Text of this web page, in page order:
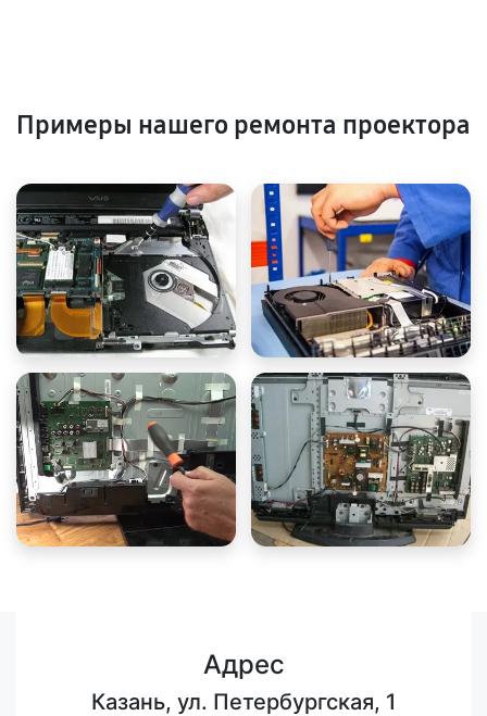
Примеры нашего ремонта проектора
Адрес
Казань, ул. Петербургская, 1